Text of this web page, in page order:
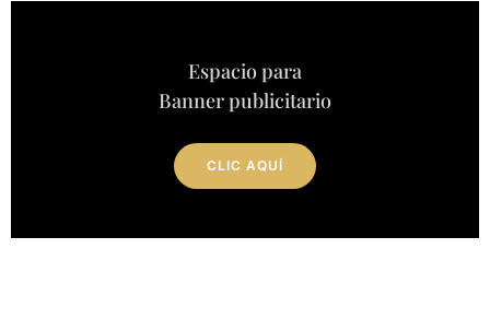
Espacio para
Banner publicitario
CLIC AQUÍ